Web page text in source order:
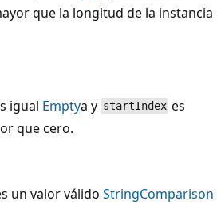
que la longitud de la instancia
igual Emptya y startIndex es
que cero.
un valor válidoStringComparison